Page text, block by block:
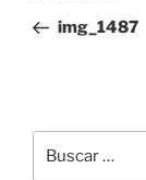
entradas
anterior:
img_1487
por: